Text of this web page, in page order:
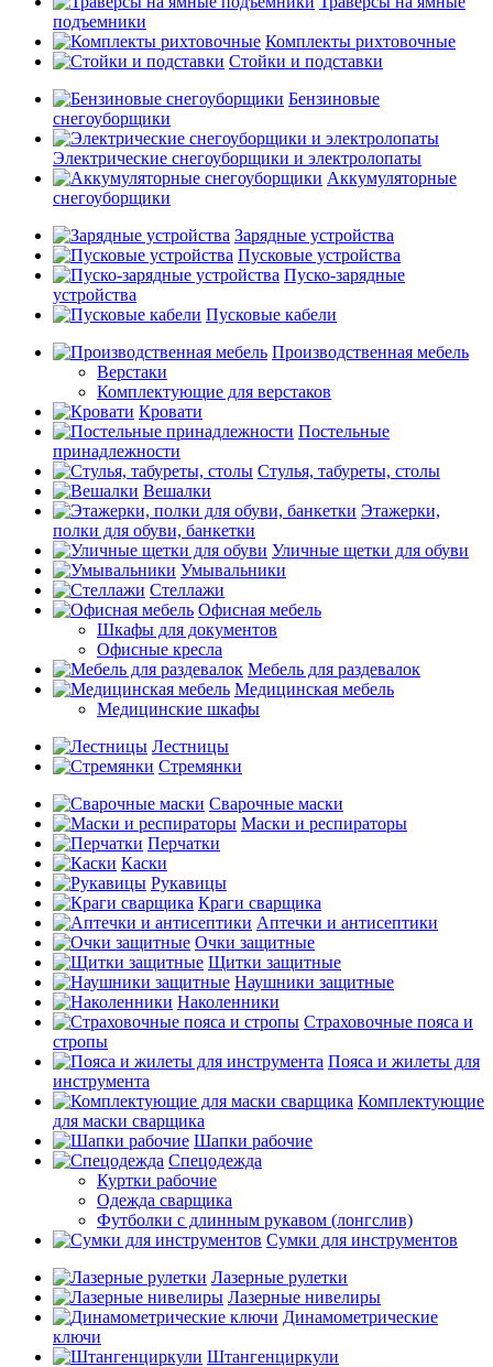
подъемники
Комплекты рихтовочные
Стойки и подставки
Бензиновые
снегоуборщики
Электрические снегоуборщики и электролопаты
Аккумуляторные
снегоуборщики
Зарядные устройства
Пусковые устройства
Пуско-зарядные
устройства
Пусковые кабели
Производственная мебель
Верстаки
Комплектующие для верстаков
Кровати
Постельные
принадлежности
Стулья, табуреты, столы
Вешалки
Этажерки,
полки для обуви, банкетки
Уличные щетки для обуви
Умывальники
Стеллажи
Офисная мебель
Шкафы для документов
Офисные кресла
Мебель для раздевалок
Медицинская мебель
Медицинские шкафы
Лестницы
Стремянки
Сварочные маски
Маски и респираторы
Перчатки
Каски
Рукавицы
Краги сварщика
Аптечки и антисептики
Очки защитные
Щитки защитные
Наушники защитные
Наколенники
Страховочные пояса и
стропы
Пояса и жилеты для
инструмента
Комплектующие
для маски сварщика
Шапки рабочие
Спецодежда
Куртки рабочие
Одежда сварщика
Футболки с длинным рукавом (лонгслив)
Сумки для инструментов
Лазерные рулетки
Лазерные нивелиры
Динамометрические
ключи
Штангенциркули